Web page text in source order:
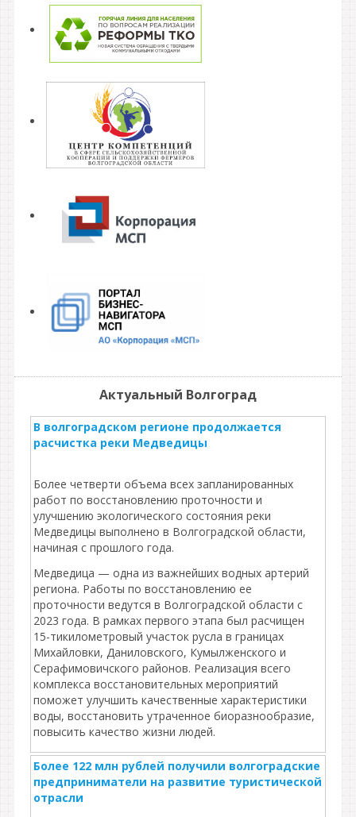
Актуальный Волгоград
В волгоградском регионе продолжается
расчистка реки Медведицы
Более четверти объема всех запланированных
работ по восстановлению проточности и
улучшению экологического состояния реки
Медведицы выполнено в Волгоградской области,
начиная с прошлого года.
Медведица — одна из важнейших водных артерий
региона. Работы по восстановлению ее
проточности ведутся в Волгоградской области с
2023 года. В рамках первого этапа был расчищен
15-тикилометровый участок русла в границах
Михайловки, Даниловского, Кумылженского и
Серафимовичского районов. Реализация всего
комплекса восстановительных мероприятий
поможет улучшить качественные характеристики
воды, восстановить утраченное биоразнообразие,
повысить качество жизни людей.
Более 122 млн рублей получили волгоградские
предприниматели на развитие туристической
отрасли